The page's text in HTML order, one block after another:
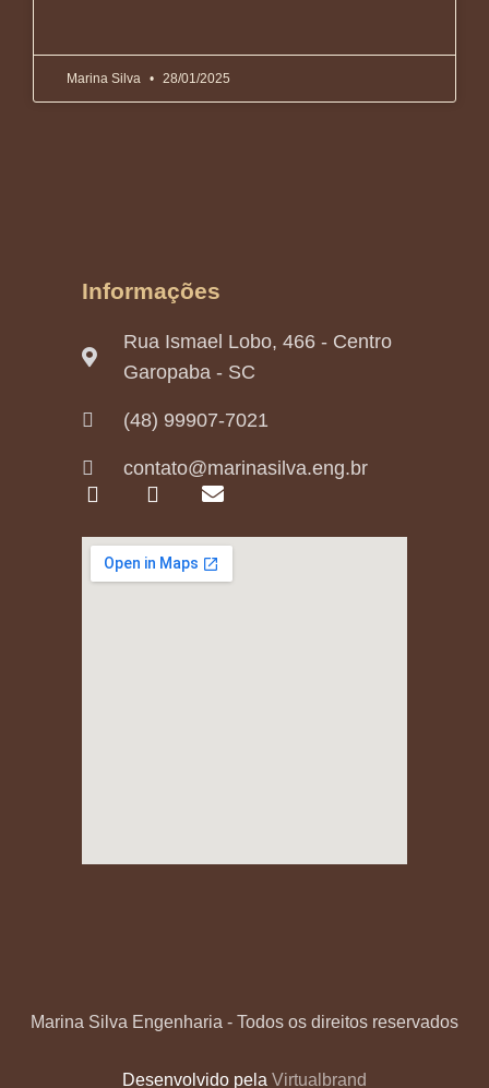
Marina Silva 28/01/2025
Informações
Rua Ismael Lobo, 466 - Centro
Garopaba - SC
(48) 99907-7021​
contato@marinasilva.eng.br
Marina Silva Engenharia - Todos os direitos reservados
Desenvolvido pela Virtualbrand